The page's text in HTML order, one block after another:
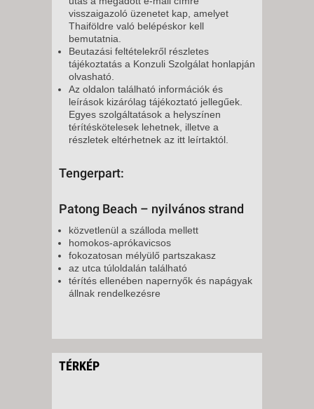
visszaigazoló üzenetet kap, amelyet
Thaiföldre való belépéskor kell
bemutatnia.
Beutazási feltételekről részletes
tájékoztatás a Konzuli Szolgálat honlapján
olvasható.
Az oldalon található információk és
leírások kizárólag tájékoztató jellegűek.
Egyes szolgáltatások a helyszínen
térítéskötelesek lehetnek, illetve a
részletek eltérhetnek az itt leírtaktól.
Tengerpart:
Patong Beach – nyilvános strand
közvetlenül a szálloda mellett
homokos-aprókavicsos
fokozatosan mélyülő partszakasz
az utca túloldalán található
térítés ellenében napernyők és napágyak
állnak rendelkezésre
TÉRKÉP